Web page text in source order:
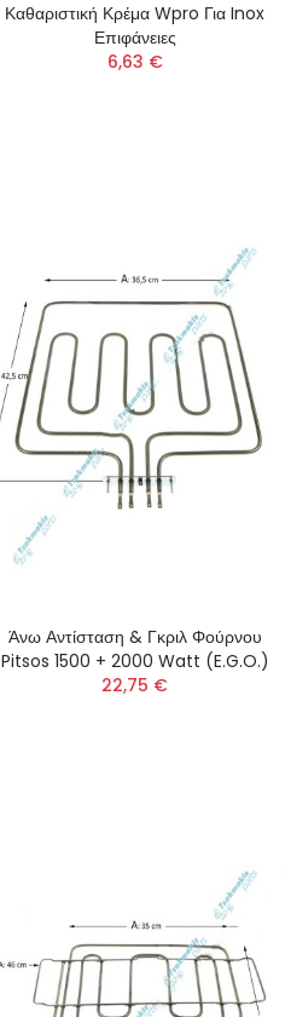
Καθαριστική Κρέμα Wpro Για Inox
Επιφάνειες
6,63 €
Άνω Αντίσταση & Γκριλ Φούρνου
Pitsos 1500 + 2000 Watt (E.G.O.)
22,75 €